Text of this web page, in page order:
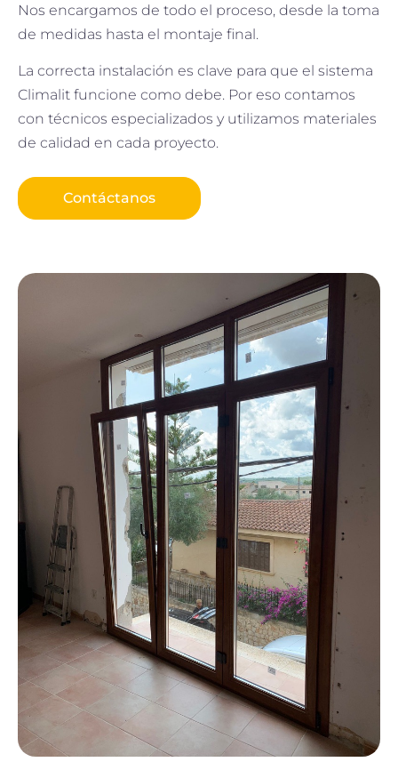
Nos encargamos de todo el proceso, desde la toma
de medidas hasta el montaje final.
La correcta instalación es clave para que el sistema
Climalit funcione como debe. Por eso contamos
con técnicos especializados y utilizamos materiales
de calidad en cada proyecto.
Contáctanos